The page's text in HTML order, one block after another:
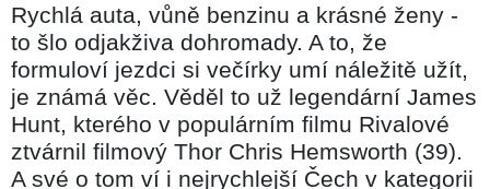
Rychlá auta, vůně benzinu a krásné ženy -
to šlo odjakživa dohromady. A to, že
formuloví jezdci si večírky umí náležitě užít,
je známá věc. Věděl to už legendární James
Hunt, kterého v populárním filmu Rivalové
ztvárnil filmový Thor Chris Hemsworth (39).
A své o tom ví i nejrychlejší Čech v kategorii